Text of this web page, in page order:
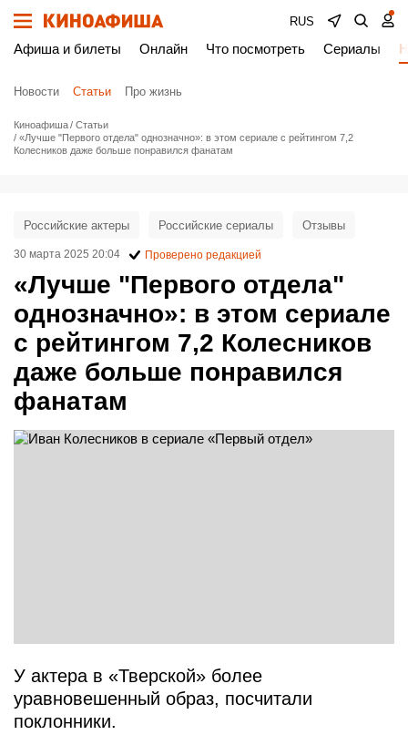
RUS
Афиша и билеты Онлайн Что посмотреть Сериалы
Новости Статьи Про жизнь
Киноафиша
Статьи
«Лучше "Первого отдела" однозначно»: в этом сериале с рейтингом 7,2
Колесников даже больше понравился фанатам
«Лучше "Первого отдела"
однозначно»: в этом сериале
с рейтингом 7,2 Колесников
даже больше понравился
фанатам
Российские актеры Российские сериалы Отзывы
30 марта 2025 20:04 Проверено редакцией
У актера в «Тверской» более
уравновешенный образ, посчитали
поклонники.